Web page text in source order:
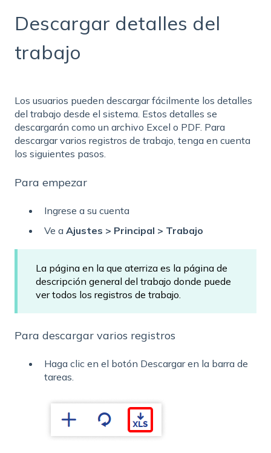
Descargar detalles del
trabajo
Los usuarios pueden descargar fácilmente los detalles
del trabajo desde el sistema. Estos detalles se
descargarán como un archivo Excel o PDF. Para
descargar varios registros de trabajo, tenga en cuenta
los siguientes pasos.
Para empezar
Ingrese a su cuenta
Ve a Ajustes > Principal > Trabajo
La página en la que aterriza es la página de
descripción general del trabajo donde puede
ver todos los registros de trabajo.
Para descargar varios registros
Haga clic en el botón Descargar en la barra de
tareas.